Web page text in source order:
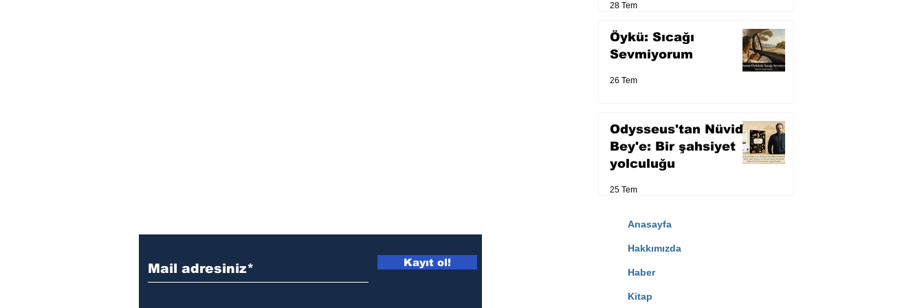
28 Tem
Öykü: Sıcağı
Sevmiyorum
26 Tem
Odysseus'tan Nüvid
Bey'e: Bir şahsiyet
yolculuğu
25 Tem
Kayıt ol!
Anasayfa
Hakkımızda
Haber
Kitap